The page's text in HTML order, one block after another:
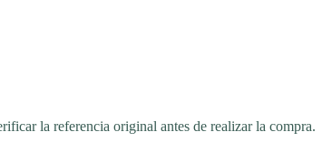
la referencia original antes de realizar la compra.